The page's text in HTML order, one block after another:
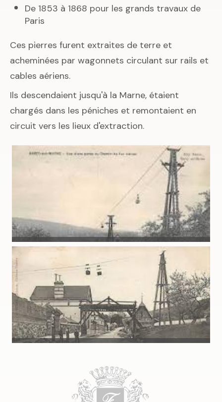
De 1853 à 1868 pour les grands travaux de
Paris
Ces pierres furent extraites de terre et
acheminées par wagonnets circulant sur rails et
cables aériens.
Ils descendaient jusqu'à la Marne, étaient
chargés dans les péniches et remontaient en
circuit vers les lieux d'extraction.